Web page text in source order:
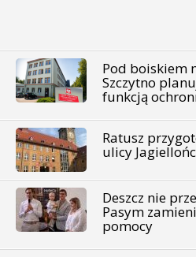
Pod boiskiem
Szczytno
funkcją
Ratusz
ulicy
Deszcz nie
Pasym
pomocy